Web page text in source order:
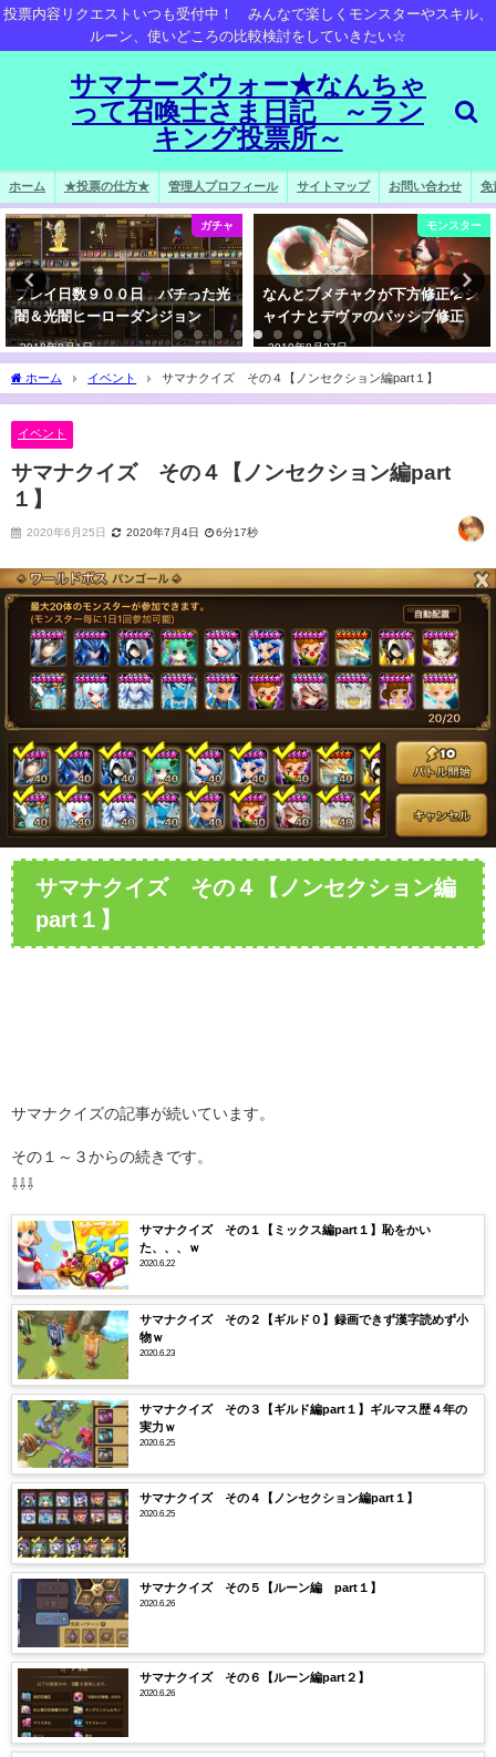
投票内容リクエストいつも受付中！ みんなで楽しくモンスターやスキル、
ルーン、使いどころの比較検討をしていきたい☆
サマナーズウォー★なんちゃ
って召喚士さま日記 ～ラン
キング投票所～
ホーム ★投票の仕方★ 管理人プロフィール サイトマップ お問い合わせ 免
ガチャ
プレイ日数９００日 バチった光
闇＆光闇ヒーローダンジョン
2018年8月1日
モンスター
なんとブメチャクが下方修正💦シ
ャイナとデヴァのパッシブ修正
2019年8月27日
ホーム イベント サマナクイズ その４【ノンセクション編part１】
イベント
サマナクイズ その４【ノンセクション編part
１】
2020年6月25日 2020年7月4日 6分17秒
サマナクイズ その４【ノンセクション編
part１】
サマナクイズの記事が続いています。
その１～３からの続きです。
⇩⇩⇩
サマナクイズ その１【ミックス編part１】恥をかい
た、、、ｗ
2020.6.22
サマナクイズ その２【ギルド０】録画できず漢字読めず小
物ｗ
2020.6.23
サマナクイズ その３【ギルド編part１】ギルマス歴４年の
実力ｗ
2020.6.25
サマナクイズ その４【ノンセクション編part１】
2020.6.25
サマナクイズ その５【ルーン編 part１】
2020.6.26
サマナクイズ その６【ルーン編part２】
2020.6.26